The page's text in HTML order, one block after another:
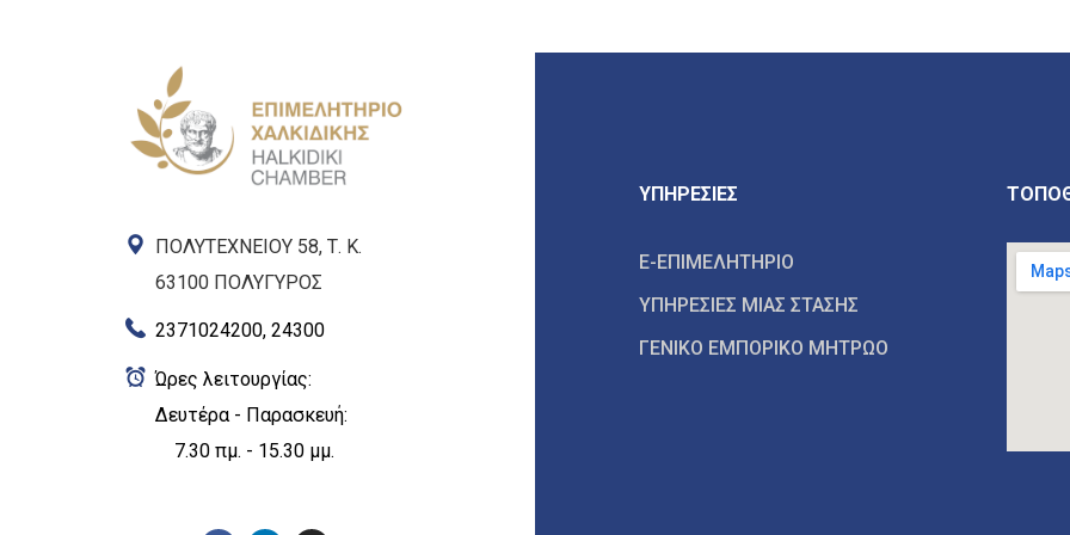
ΠΟΛΥΤΕΧΝΕΙΟΥ 58, Τ. Κ.
63100 ΠΟΛΥΓΥΡΟΣ
2371024200, 24300
Ώρες λειτουργίας:
Δευτέρα - Παρασκευή:
7.30 πμ. - 15.30 μμ.
ΥΠΗΡΕΣΙΕΣ
E-ΕΠΙΜΕΛΗΤΗΡΙΟ
ΥΠΗΡΕΣΙΕΣ ΜΙΑΣ ΣΤΑΣΗΣ
ΓΕΝΙΚΟ ΕΜΠΟΡΙΚΟ ΜΗΤΡΩΟ